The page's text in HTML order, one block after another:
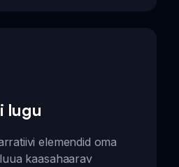
lugu
elemendid oma
kaasahaarav